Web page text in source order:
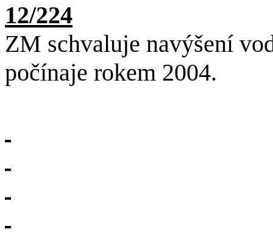
12/224
ZM schvaluje navýšení
počínaje rokem 2004.